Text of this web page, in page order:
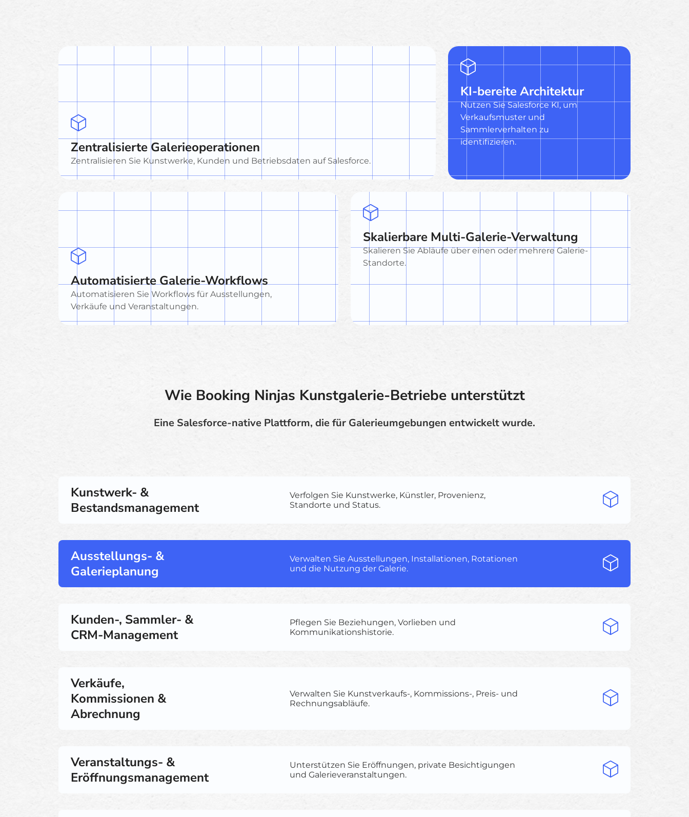
Zentralisierte Galerieoperationen
Zentralisieren Sie Kunstwerke, Kunden und Betriebsdaten auf Salesforce.
KI-bereite Architektur
Nutzen Sie Salesforce KI, um
Verkaufsmuster und
Sammlerverhalten zu
identifizieren.
Automatisierte Galerie-Workflows
Automatisieren Sie Workflows für Ausstellungen,
Verkäufe und Veranstaltungen.
Skalierbare Multi-Galerie-Verwaltung
Skalieren Sie Abläufe über einen oder mehrere Galerie-
Standorte.
Wie Booking Ninjas Kunstgalerie-Betriebe unterstützt
Eine Salesforce-native Plattform, die für Galerieumgebungen entwickelt wurde.
Kunstwerk- &
Bestandsmanagement
Verfolgen Sie Kunstwerke, Künstler, Provenienz,
Standorte und Status.
Ausstellungs- &
Galerieplanung
Verwalten Sie Ausstellungen, Installationen, Rotationen
und die Nutzung der Galerie.
Kunden-, Sammler- &
CRM-Management
Pflegen Sie Beziehungen, Vorlieben und
Kommunikationshistorie.
Verkäufe,
Kommissionen &
Abrechnung
Verwalten Sie Kunstverkaufs-, Kommissions-, Preis- und
Rechnungsabläufe.
Veranstaltungs- &
Eröffnungsmanagement
Unterstützen Sie Eröffnungen, private Besichtigungen
und Galerieveranstaltungen.